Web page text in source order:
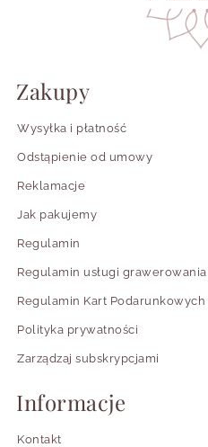
Zakupy
Wysyłka i płatność
Odstąpienie od umowy
Reklamacje
Jak pakujemy
Regulamin
Regulamin usługi grawerowania
Regulamin Kart Podarunkowych
Polityka prywatności
Zarządzaj subskrypcjami
Informacje
Kontakt